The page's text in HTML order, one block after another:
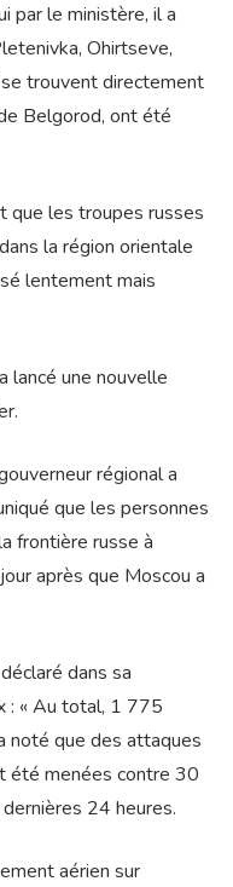
par le ministère, il a
Ohirtseve,
trouvent directement
Belgorod, ont été
que les troupes russes
la région orientale
lentement mais
lancé une nouvelle
régional a
que les personnes
frontière russe à
après que Moscou a
dans sa
: « Au total, 1 775
noté que des attaques
été menées contre 30
24 heures.
aérien sur